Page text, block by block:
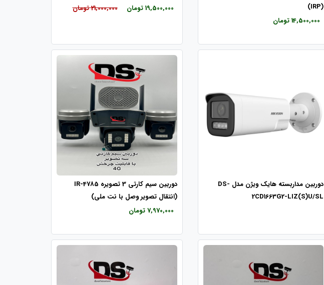
(IRP)
14,500,000 تومان
19,500,000 تومان
21,000,000 تومان
دوربین مداربسته هایک ویژن مدل DS-
2CD1663G2-LIZ(S)U/SL
دوربین سیم کارتی 3 تصویره IR-4785
(انتقال تصویر وصل با نت ملی)
7,970,000 تومان